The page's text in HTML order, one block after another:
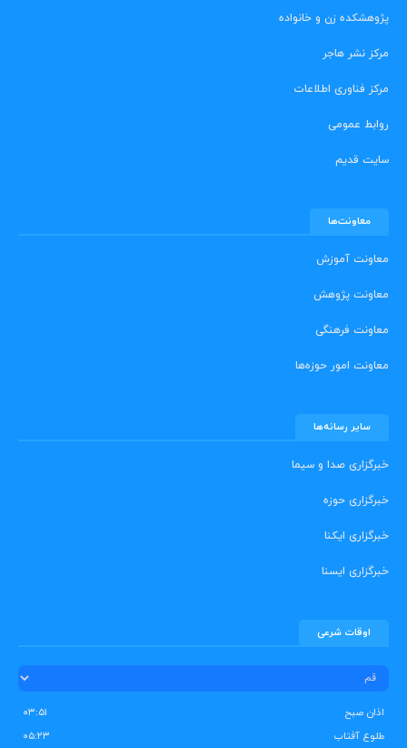
پژوهشکده زن و خانواده
مرکز نشر هاجر
مرکز فناوری اطلاعات
روابط عمومی
سایت قدیم
معاونت‌ها
معاونت آموزش
معاونت پژوهش
معاونت فرهنگی
معاونت امور حوزه‌ها
سایر رسانه‌ها
خبرگزاری صدا و سیما
خبرگزاری حوزه
خبرگزاری ایکنا
خبرگزاری ایسنا
اوقات شرعی
اذان صبح
۰۳:۵۱
طلوع آفتاب
۰۵:۲۳